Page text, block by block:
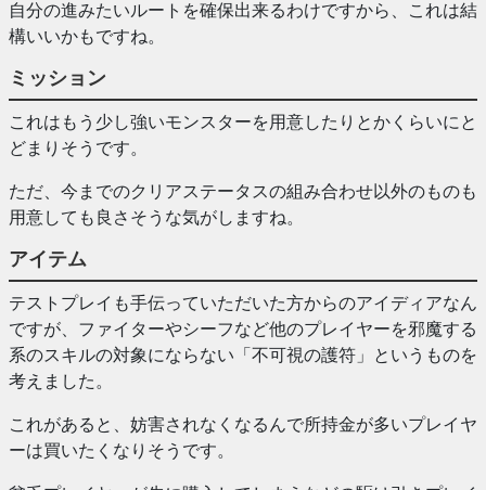
自分の進みたいルートを確保出来るわけですから、これは結
構いいかもですね。
ミッション
これはもう少し強いモンスターを用意したりとかくらいにと
どまりそうです。
ただ、今までのクリアステータスの組み合わせ以外のものも
用意しても良さそうな気がしますね。
アイテム
テストプレイも手伝っていただいた方からのアイディアなん
ですが、ファイターやシーフなど他のプレイヤーを邪魔する
系のスキルの対象にならない「不可視の護符」というものを
考えました。
これがあると、妨害されなくなるんで所持金が多いプレイヤ
ーは買いたくなりそうです。